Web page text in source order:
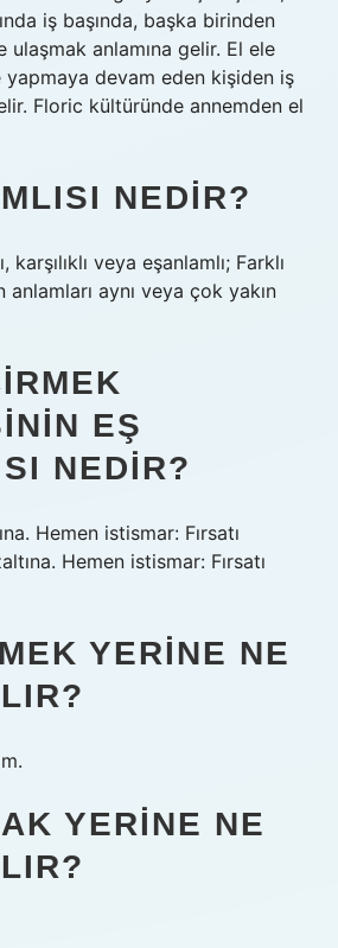
iş başında, başka birinden
ulaşmak anlamına gelir. El ele
devam eden kişiden iş
Floric kültüründe annemden el
NEDIR?
karşılıklı veya eşanlamlı; Farklı
anlamları aynı veya çok yakın
EŞ
NEDIR?
Hemen istismar: Fırsatı
Hemen istismar: Fırsatı
YERINE NE
YERINE NE